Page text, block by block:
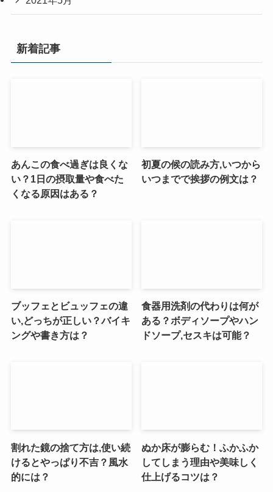
新着記事
あんこの食べ過ぎは良くな
い？1日の摂取量や食べた
くなる原因はある？
初夏の候の読み方,いつから
いつまでで挨拶の例文は？
ブッフェとビュッフェの違
い,どっちが正しい？バイキ
ングや書き方は？
食器用洗剤の代わりは何が
ある？ボディソープやハン
ドソープ,セスキは可能？
割れた鏡の捨て方は,使い続
けるとやっぱり不吉？風水
的には？
ぬか床が膨らむ！ふかふか
してしまう理由や美味しく
仕上げるコツは？